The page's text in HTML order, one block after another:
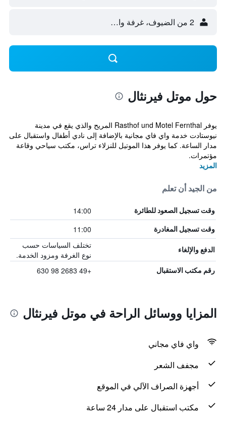
2 من الضيوف، غرفة واحدة
حول موتل فيرنثال
يوفر Rasthof und Motel Fernthal المريح والذي يقع في مدينة
نيوستادت خدمة واي فاي مجانية بالإضافة إلى نادي أطفال واستقبال على
مدار الساعة. كما يوفر هذا الموتيل للنزلاء تراس، مكتب سياحي وقاعة
مؤتمرات.
المزيد
من الجيد أن تعلم
وقت تسجيل الصعود للطائرة 14:00
وقت تسجيل المغادرة 11:00
الدفع والإلغاء
تختلف السياسات حسب
نوع الغرفة ومزود الخدمة.
رقم مكتب الاستقبال +49 2683 98 630
المزايا ووسائل الراحة في موتل فيرنثال
واي فاي مجاني
مجفف الشعر
أجهزة الصراف الآلي في الموقع
مكتب استقبال على مدار 24 ساعة